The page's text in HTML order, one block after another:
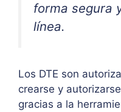
forma segura
línea.
Los DTE son
crearse y
gracias a la